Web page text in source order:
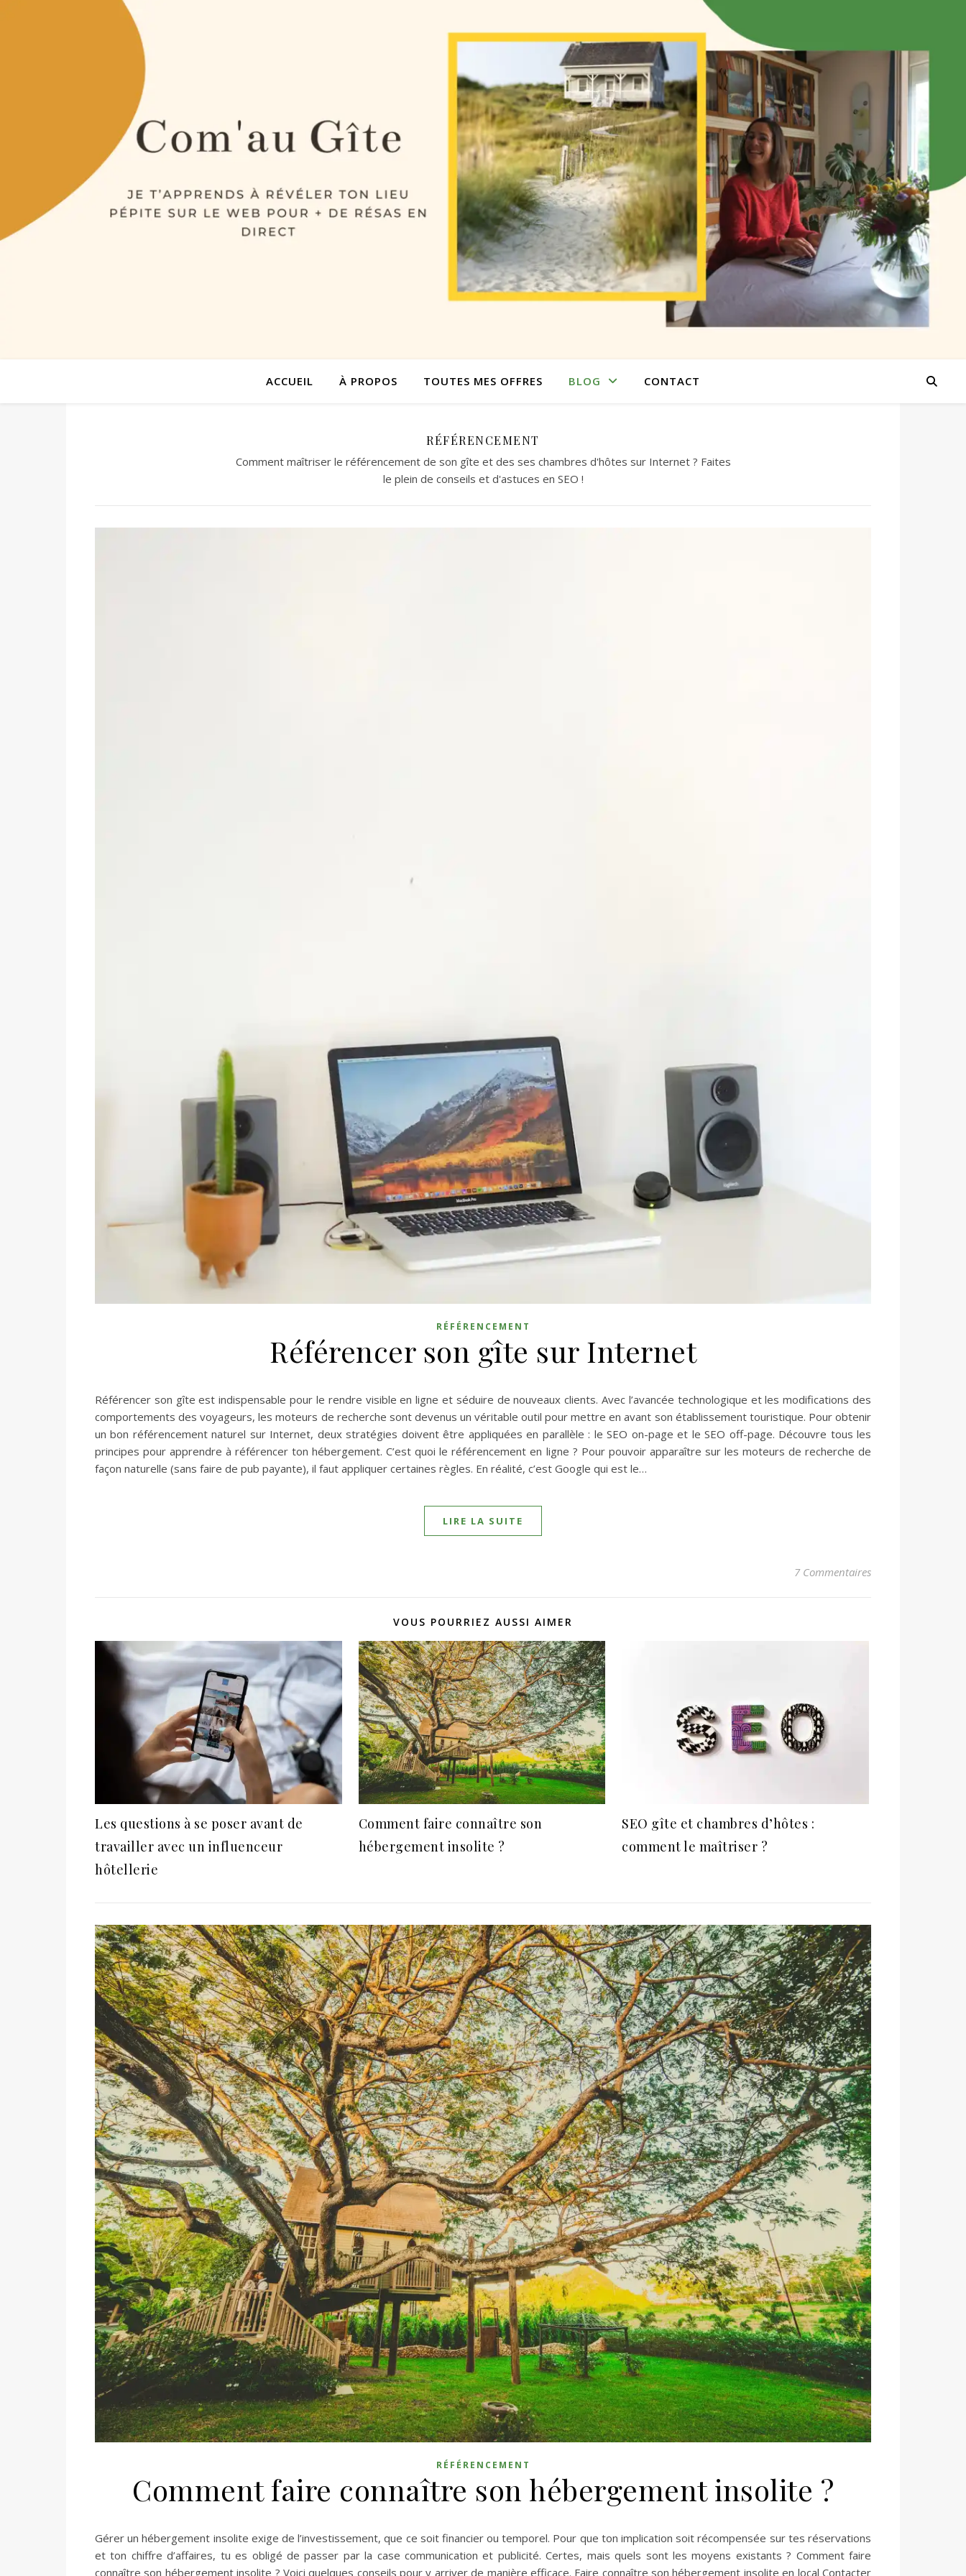
ACCUEIL À PROPOS TOUTES MES OFFRES BLOG CONTACT
RÉFÉRENCEMENT
Comment maîtriser le référencement de son gîte et des ses chambres d'hôtes sur Internet ? Faites
le plein de conseils et d'astuces en SEO !
RÉFÉRENCEMENT
Référencer son gîte sur Internet
Référencer son gîte est indispensable pour le rendre visible en ligne et séduire de nouveaux clients. Avec l’avancée technologique et les modifications des
comportements des voyageurs, les moteurs de recherche sont devenus un véritable outil pour mettre en avant son établissement touristique. Pour obtenir
un bon référencement naturel sur Internet, deux stratégies doivent être appliquées en parallèle : le SEO on-page et le SEO off-page. Découvre tous les
principes pour apprendre à référencer ton hébergement. C’est quoi le référencement en ligne ? Pour pouvoir apparaître sur les moteurs de recherche de
façon naturelle (sans faire de pub payante), il faut appliquer certaines règles. En réalité, c’est Google qui est le…
LIRE LA SUITE
7 Commentaires
VOUS POURRIEZ AUSSI AIMER
Les questions à se poser avant de
travailler avec un influenceur
hôtellerie
Comment faire connaître son
hébergement insolite ?
SEO gîte et chambres d’hôtes :
comment le maîtriser ?
RÉFÉRENCEMENT
Comment faire connaître son hébergement insolite ?
Gérer un hébergement insolite exige de l’investissement, que ce soit financier ou temporel. Pour que ton implication soit récompensée sur tes réservations
et ton chiffre d’affaires, tu es obligé de passer par la case communication et publicité. Certes, mais quels sont les moyens existants ? Comment faire
connaître son hébergement insolite ? Voici quelques conseils pour y arriver de manière efficace. Faire connaître son hébergement insolite en local Contacter